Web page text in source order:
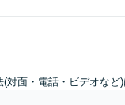
(対面・電話・ビデオなど